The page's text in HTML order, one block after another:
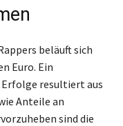
beläuft sich
Euro. Ein
resultiert aus
Anteile an
sind die